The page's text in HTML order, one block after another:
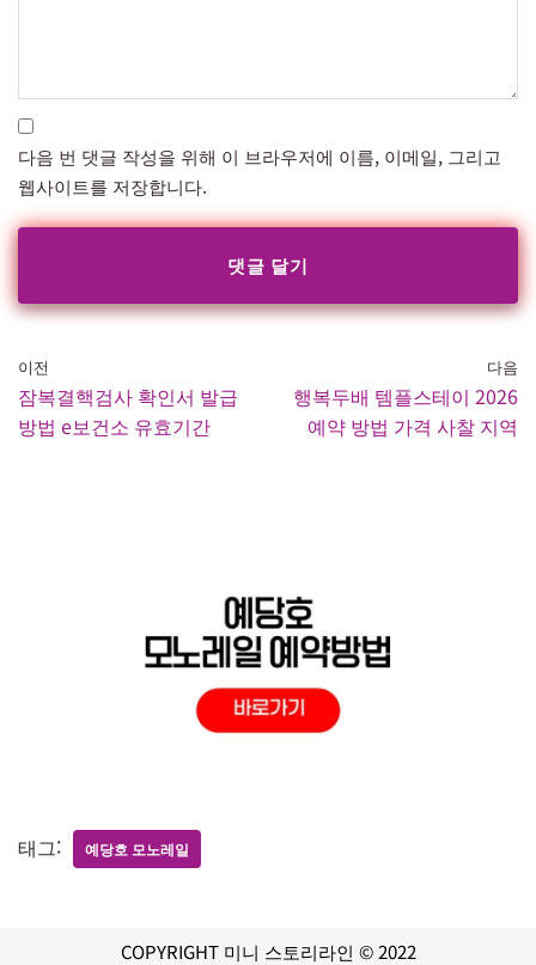
다음 번 댓글 작성을 위해 이 브라우저에 이름, 이메일, 그리고
웹사이트를 저장합니다.
이전
잠복결핵검사 확인서 발급
방법 e보건소 유효기간
다음
행복두배 템플스테이 2026
예약 방법 가격 사찰 지역
태그: 예당호 모노레일
COPYRIGHT 미니 스토리라인 © 2022